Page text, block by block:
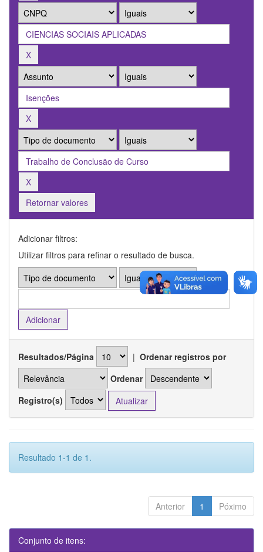
Retornar valores
Adicionar filtros:
Utilizar filtros para refinar o resultado de busca.
Resultados/Página | Ordenar registros por
Ordenar
Registro(s)
Resultado 1-1 de 1.
Anterior 1 Póximo
Conjunto de itens: